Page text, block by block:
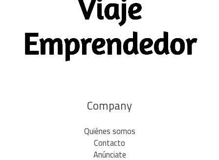
Company
Quiénes somos
Contacto
Anúnciate